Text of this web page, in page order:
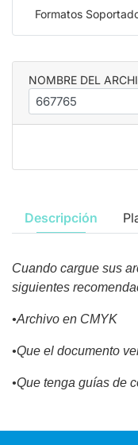
Descripción
Cuando cargue sus
siguientes
•Archivo en CMYK
•Que el documento
•Que tenga guías de
Formatos
NOMBRE DEL